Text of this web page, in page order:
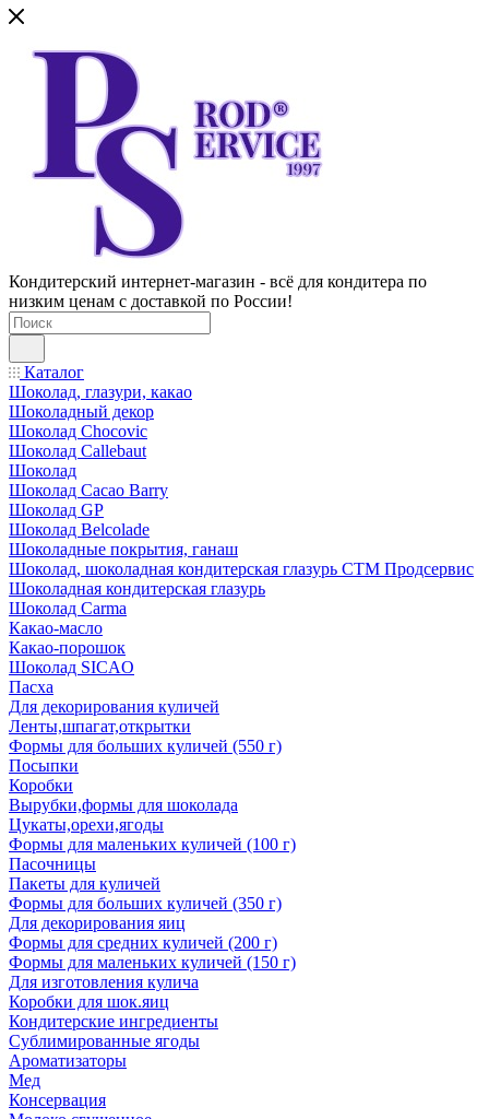
Кондитерский интернет-магазин - всё для кондитера по
низким ценам с доставкой по России!
Каталог
Шоколад, глазури, какао
Шоколадный декор
Шоколад Chocovic
Шоколад Callebaut
Шоколад
Шоколад Cacao Barry
Шоколад GP
Шоколад Belcolade
Шоколадные покрытия, ганаш
Шоколад, шоколадная кондитерская глазурь СТМ Продсервис
Шоколадная кондитерская глазурь
Шоколад Carma
Какао-масло
Какао-порошок
Шоколад SICAO
Пасха
Для декорирования куличей
Ленты,шпагат,открытки
Формы для больших куличей (550 г)
Посыпки
Коробки
Вырубки,формы для шоколада
Цукаты,орехи,ягоды
Формы для маленьких куличей (100 г)
Пасочницы
Пакеты для куличей
Формы для больших куличей (350 г)
Для декорирования яиц
Формы для средних куличей (200 г)
Формы для маленьких куличей (150 г)
Для изготовления кулича
Коробки для шок.яиц
Кондитерские ингредиенты
Сублимированные ягоды
Ароматизаторы
Мед
Консервация